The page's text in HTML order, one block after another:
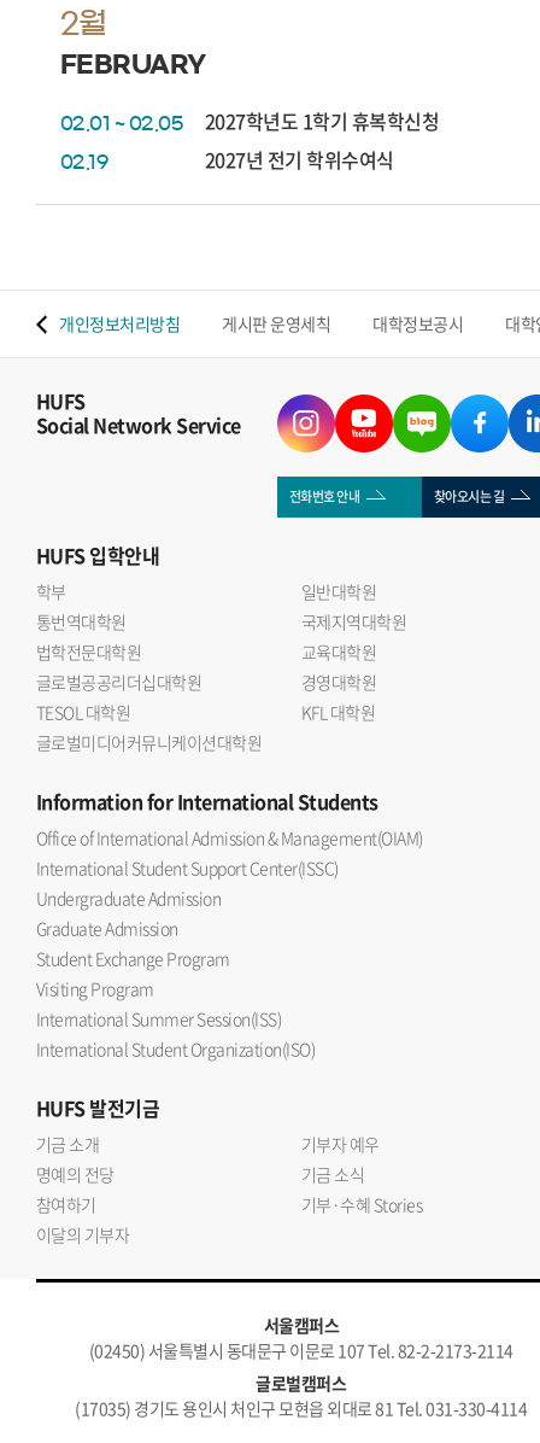
2월
FEBRUARY
02.01 ~ 02.05 2027학년도 1학기 휴복학신청
02.19 2027년 전기 학위수여식
개인정보처리방침 게시판 운영세칙 대학정보공시 대
HUFS
Social Network Service
전화번호 안내 찾아오시는 길
HUFS입학안내
학부
일반대학원
통번역대학원
국제지역대학원
법학전문대학원
교육대학원
글로벌공공리더십대학원
경영대학원
TESOL 대학원
KFL 대학원
글로벌미디어커뮤니케이션대학원
Informationfor International Students
Office of International Admission & Management(OIAM)
International Student Support Center(ISSC)
Undergraduate Admission
Graduate Admission
Student Exchange Program
Visiting Program
International Summer Session(ISS)
International Student Organization(ISO)
HUFS발전기금
기금 소개
기부자 예우
명예의 전당
기금 소식
참여하기
기부·수혜 Stories
이달의 기부자
서울캠퍼스
(02450) 서울특별시 동대문구 이문로 107 Tel. 82-2-2173-2114
글로벌캠퍼스
(17035) 경기도 용인시 처인구 모현읍 외대로 81 Tel. 031-330-4114